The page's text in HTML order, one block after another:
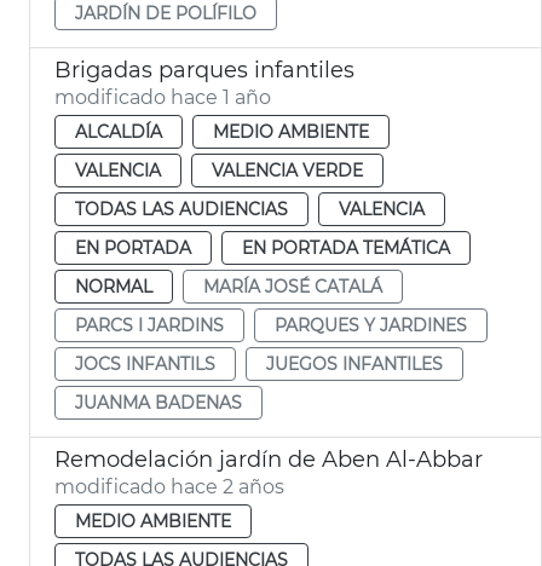
JARDÍN DE POLÍFILO
Brigadas parques infantiles
modificado hace 1 año
ALCALDÍA
MEDIO AMBIENTE
VALENCIA
VALENCIA VERDE
TODAS LAS AUDIENCIAS
VALENCIA
EN PORTADA
EN PORTADA TEMÁTICA
NORMAL
MARÍA JOSÉ CATALÁ
PARCS I JARDINS
PARQUES Y JARDINES
JOCS INFANTILS
JUEGOS INFANTILES
JUANMA BADENAS
Remodelación jardín de Aben Al-Abbar
modificado hace 2 años
MEDIO AMBIENTE
TODAS LAS AUDIENCIAS